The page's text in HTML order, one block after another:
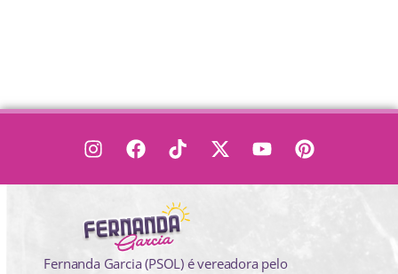
Fernanda Garcia (PSOL) é vereadora pelo